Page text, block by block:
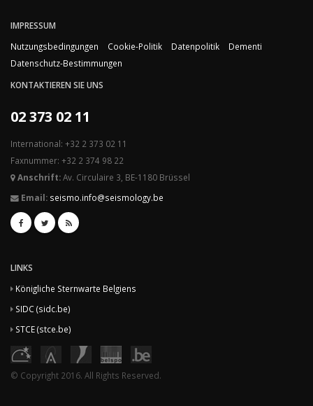
IMPRESSUM
Nutzungsbedingungen
Cookie-Politik Datenpolitik
Dementi
Datenschutz-Bestimmungen
KONTAKTIEREN SIE UNS
02 373 02 11
International: +32 2 373 02 11
Faxnummer: +32 2 374 98 22
Anschrift:Av. Circulaire 3, BE-1180 Brüssel
Email: seismo.info@seismology.be
LINKS
Königliche Sternwarte Belgiens
SIDC (sidc.be)
STCE (stce.be)
© Copyright 2016. All Rights Reserved.